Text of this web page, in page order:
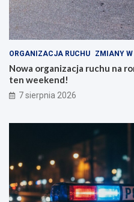
ORGANIZACJA RUCHU ZMIANY W
Nowa organizacja ruchu na
ten weekend!
7 sierpnia 2026